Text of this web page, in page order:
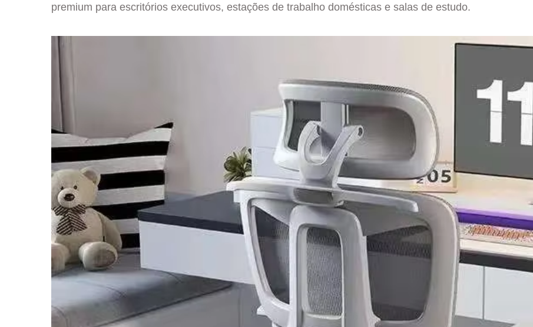
premium para escritórios executivos, estações de trabalho domésticas e salas de estudo.